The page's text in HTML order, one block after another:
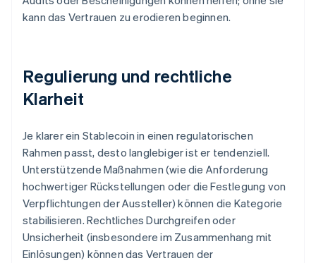
kann das Vertrauen zu erodieren beginnen.
Regulierung und rechtliche
Klarheit
Je klarer ein Stablecoin in einen regulatorischen
Rahmen passt, desto langlebiger ist er tendenziell.
Unterstützende Maßnahmen (wie die Anforderung
hochwertiger Rückstellungen oder die Festlegung von
Verpflichtungen der Aussteller) können die Kategorie
stabilisieren. Rechtliches Durchgreifen oder
Unsicherheit (insbesondere im Zusammenhang mit
Einlösungen) können das Vertrauen der